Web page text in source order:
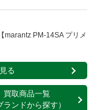
marantz PM-14SA プリメ
る
買取商品一覧
ランドから探す）